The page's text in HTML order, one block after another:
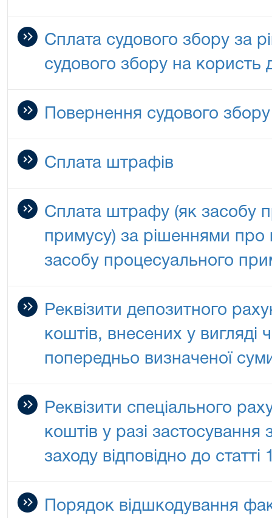
Сплата судового збору за
судового збору на користь
Повернення судового збору
Сплата штрафів
Сплата штрафу (як засобу
примусу) за рішеннями
засобу процесуального
Реквізити депозитного
коштів, внесених у вигляді
попередньо визначеної
Реквізити спеціального
коштів у разі застосування
заходу відповідно до
Порядок відшкодування